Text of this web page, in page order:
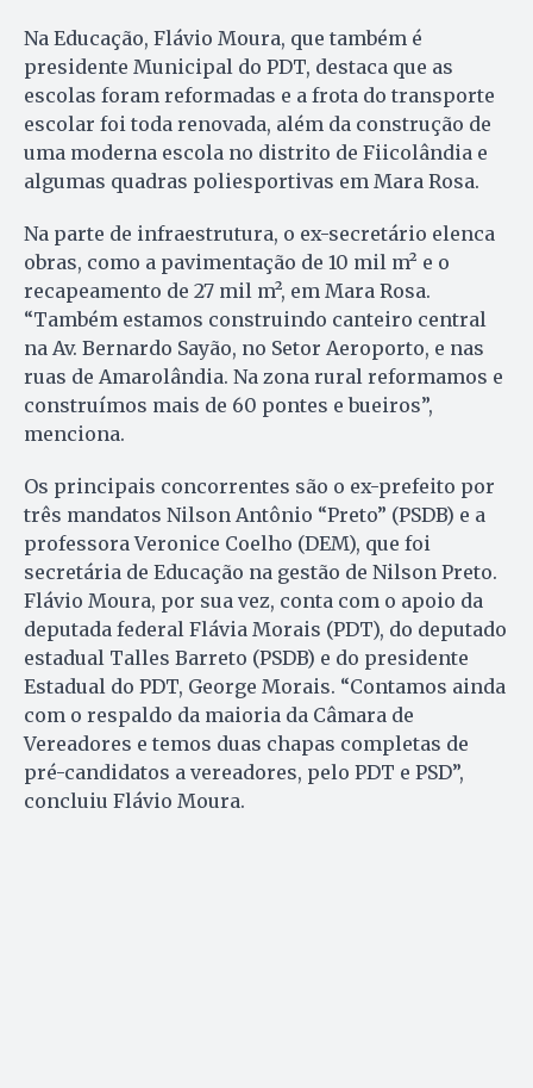
Na Educação, Flávio Moura, que também é
presidente Municipal do PDT, destaca que as
escolas foram reformadas e a frota do transporte
escolar foi toda renovada, além da construção de
uma moderna escola no distrito de Fiicolândia e
algumas quadras poliesportivas em Mara Rosa.
Na parte de infraestrutura, o ex-secretário elenca
obras, como a pavimentação de 10 mil m² e o
recapeamento de 27 mil m², em Mara Rosa.
“Também estamos construindo canteiro central
na Av. Bernardo Sayão, no Setor Aeroporto, e nas
ruas de Amarolândia. Na zona rural reformamos e
construímos mais de 60 pontes e bueiros”,
menciona.
Os principais concorrentes são o ex-prefeito por
três mandatos Nilson Antônio “Preto” (PSDB) e a
professora Veronice Coelho (DEM), que foi
secretária de Educação na gestão de Nilson Preto.
Flávio Moura, por sua vez, conta com o apoio da
deputada federal Flávia Morais (PDT), do deputado
estadual Talles Barreto (PSDB) e do presidente
Estadual do PDT, George Morais. “Contamos ainda
com o respaldo da maioria da Câmara de
Vereadores e temos duas chapas completas de
pré-candidatos a vereadores, pelo PDT e PSD”,
concluiu Flávio Moura.